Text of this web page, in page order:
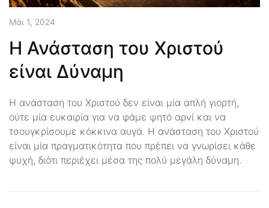
Μάι 1, 2024
Η Ανάσταση του Χριστού
είναι Δύναμη
Η ανάσταση του Χριστού δεν είναι μία απλή γιορτή,
ούτε μία ευκαιρία για να φάμε ψητό αρνί και να
τσουγκρίσουμε κόκκινα αυγά. Η ανάσταση του Χριστού
είναι μία πραγματικότητα που πρέπει να γνωρίσει κάθε
ψυχή, διότι περιέχει μέσα της πολύ μεγάλη δύναμη.